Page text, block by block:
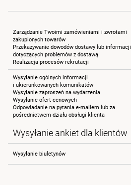
Zarządzanie Twoimi zamówieniami i zwrotami
zakupionych towarów
Przekazywanie dowodów dostawy lub informacji
dotyczących problemów z dostawą
Realizacja procesów rekrutacji
Wysyłanie ogólnych informacji
i ukierunkowanych komunikatów
Wysyłanie zaproszeń na wydarzenia
Wysyłanie ofert cenowych
Odpowiadanie na pytania e‑mailem lub za
pośrednictwem działu obsługi klienta
Wysyłanie ankiet dla klientów
Wysyłanie biuletynów